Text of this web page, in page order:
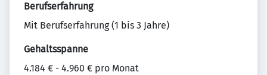
Berufserfahrung
Mit Berufserfahrung (1 bis 3 Jahre)
Gehaltsspanne
4.184 € - 4.960 € pro Monat